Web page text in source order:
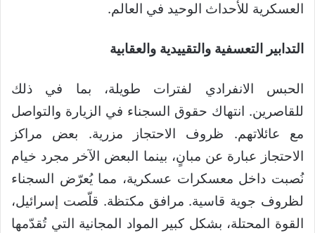
العسكرية للأحداث الوحيد في العالم.
التدابير التعسفية والتقييدية والعقابية
الحبس الانفرادي لفترات طويلة، بما في ذلك
للقاصرين. انتهاك حقوق السجناء في الزيارة والتواصل
مع عائلاتهم. ظروف الاحتجاز مزرية. بعض مراكز
الاحتجاز عبارة عن مبانٍ، بينما البعض الآخر مجرد خيام
نُصبت داخل معسكرات عسكرية، مما يُعرّض السجناء
لظروف جوية قاسية. مرافق مكتظة. قلّصت إسرائيل،
القوة المحتلة، بشكل كبير المواد المجانية التي تُقدّمها